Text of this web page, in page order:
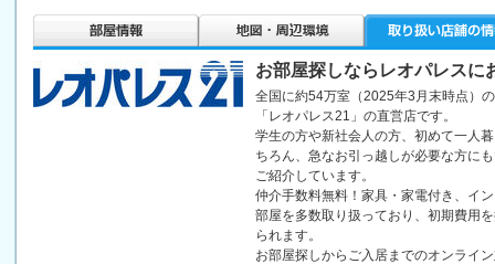
お部屋探しならレオパレスに
全国に約54万室（2025年3月末時点）
「レオパレス21」の直営店です。
学生の方や新社会人の方、初めて一人
ちろん、急なお引っ越しが必要な方に
ご紹介しています。
仲介手数料無料！家具・家電付き、イ
部屋を多数取り扱っており、初期費用
られます。
お部屋探しからご入居までのオンライ